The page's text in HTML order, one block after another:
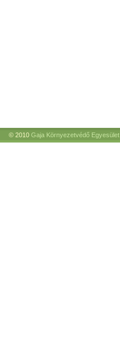
© 2010 Gaja Környezetvédő Egyesület